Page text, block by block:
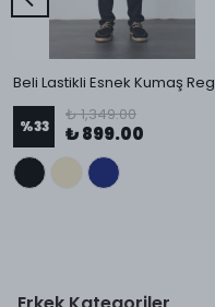
%33
₺ 1,349.00
₺ 899.00